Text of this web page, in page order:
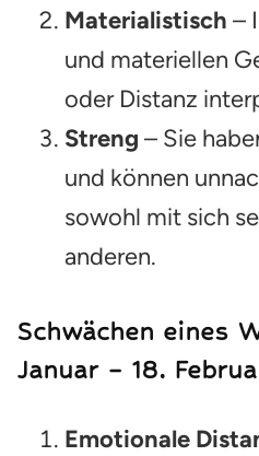
Materialistisch –
und materiellen
oder Distanz
Streng – Sie
und können
sowohl mit sich
anderen.
Schwächen eines
Januar – 18.
Emotionale